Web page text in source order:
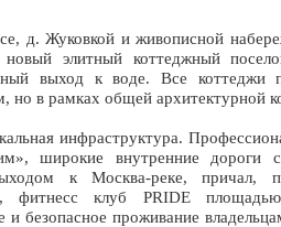
д. Жуковкой и живописной
новый элитный коттеджный
выход к воде. Все коттеджи
но в рамках общей архитектурной
инфраструктура.
широкие внутренние дороги
к Москва-реке, причал,
фитнесс клуб PRIDE
безопасное проживание